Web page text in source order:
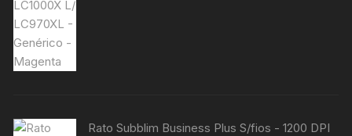
Rato Subblim Business Plus S/fios - 1200 DPI